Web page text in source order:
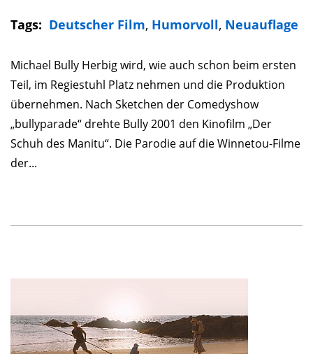
Tags: Deutscher Film, Humorvoll, Neuauflage
Michael Bully Herbig wird, wie auch schon beim ersten
Teil, im Regiestuhl Platz nehmen und die Produktion
übernehmen. Nach Sketchen der Comedyshow
„bullyparade“ drehte Bully 2001 den Kinofilm „Der
Schuh des Manitu“. Die Parodie auf die Winnetou-Filme
der...